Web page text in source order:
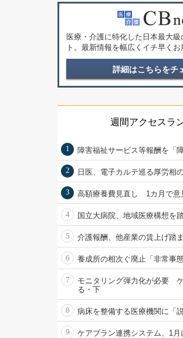
医療・介護に特化した日本最大
ト。最新情報を幅広くイチ早くお
詳細はこちらをチ
週間アクセスラ
1 障害福祉サービス等報酬を「
2 日医、電子カルテ巡る厚労相
3 高額療養費見直し 1カ月で意
4 国立大病院、地域医療構想を
5 介護報酬、他産業の賃上げ踏
6 養成所の相次ぐ廃止「非常事
7
モニタリング弾力化が必要
る・下
8 病床を整備する医療機関に「
9 ケアプラン連携システム、1